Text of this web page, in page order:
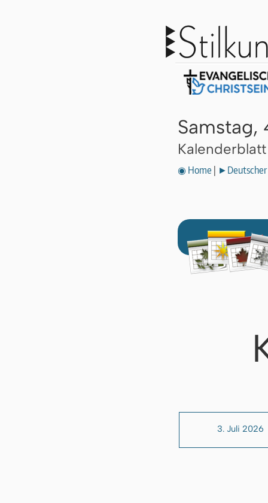
Samstag,
◉ Home ►Deutscher
3. Juli 2026